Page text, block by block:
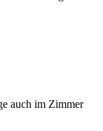
auch im Zimmer